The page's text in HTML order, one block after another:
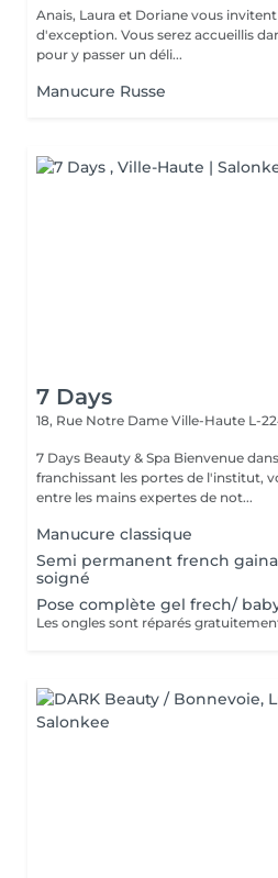
Anais, Laura et Doriane vous
d'exception. Vous serez accueillis dans un cadre raffiné et feutré
pour y passer un déli...
Manucure Russe
7 Days
18, Rue Notre Dame Ville-Haute L-
7 Days Beauty & Spa Bienvenue dans notre institut, En
franchissant les portes de l'institut,
entre les mains expertes de not...
Manucure classique
Semi permanent french
soigné
Pose complète gel frech/